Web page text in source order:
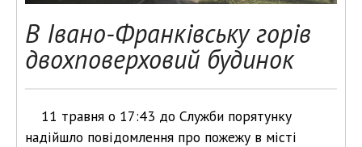
В Івано-Франківську горів
двохповерховий будинок
11 травня о 17:43 до Служби порятунку
надійшло повідомлення про пожежу в місті